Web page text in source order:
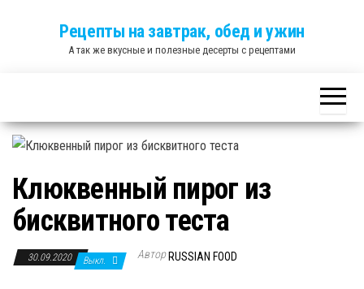
Рецепты на завтрак, обед и ужин
А так же вкусные и полезные десерты с рецептами
Клюквенный пирог из
бисквитного теста
30.09.2020 Выкл. Автор RUSSIAN FOOD